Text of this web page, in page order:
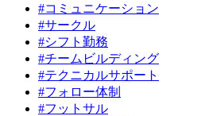
#コミュニケーション
#サークル
#シフト勤務
#チームビルディング
#テクニカルサポート
#フォロー体制
#フットサル